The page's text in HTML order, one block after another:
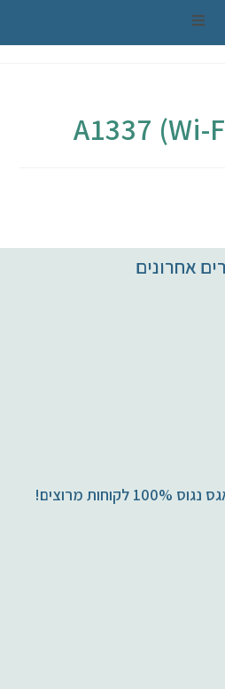
A1337 (Wi-
אחרונים
מרוצים!